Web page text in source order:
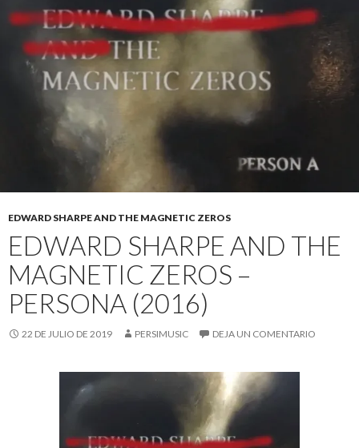
EDWARD SHARPE AND THE MAGNETIC ZEROS
EDWARD SHARPE AND THE
MAGNETIC ZEROS –
PERSONA (2016)
22 DE JULIO DE 2019 PERSIMUSIC DEJA UN COMENTARIO